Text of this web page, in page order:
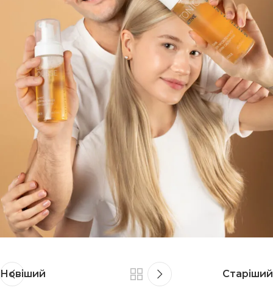
Новіший Старіший